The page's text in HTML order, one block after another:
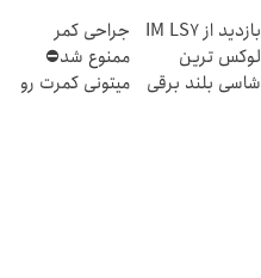
جهانی
بازدید از IM LS7
لوکس ترین
شاسی بلند برقی
جراحی کمر
ممنوع شد⛔
میتونی کمرت رو